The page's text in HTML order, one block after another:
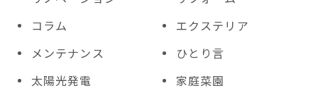
コラム
エクステリア
メンテナンス
ひとり言
太陽光発電
家庭菜園